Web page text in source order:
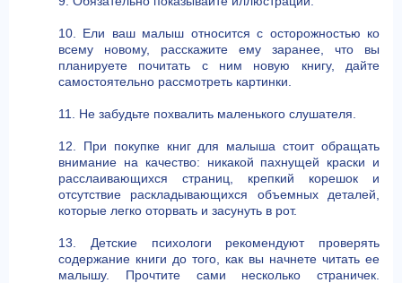
10. Ели ваш малыш относится с осторожностью ко
всему новому, расскажите ему заранее, что вы
планируете почитать с ним новую книгу, дайте
самостоятельно рассмотреть картинки.
11. Не забудьте похвалить маленького слушателя.
12. При покупке книг для малыша стоит обращать
внимание на качество: никакой пахнущей краски и
расслаивающихся страниц, крепкий корешок и
отсутствие раскладывающихся объемных деталей,
которые легко оторвать и засунуть в рот.
13. Детские психологи рекомендуют проверять
содержание книги до того, как вы начнете читать ее
малышу. Прочтите сами несколько страничек.